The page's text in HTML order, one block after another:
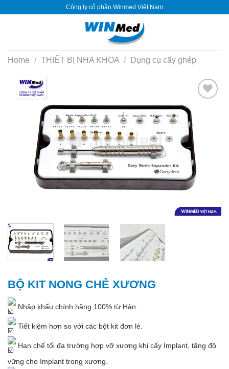
Công ty cổ phần Winmed Việt Nam
Home / THIẾT BỊ NHA KHOA / Dụng cụ cấy ghép
BỘ KIT NONG CHẺ XƯƠNG
Nhập khẩu chính hãng 100% từ Hàn.
Tiết kiệm hơn so với các bột kit đơn lẻ.
Hạn chế tối đa trường hợp vỡ xương khi cấy Implant, tăng độ
vững cho Implant trong xương.